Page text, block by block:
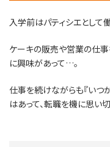
入学前はパティシエとして
ケーキの販売や営業の仕事
に興味があって…。
仕事を続けながらも『いつ
はあって、転職を機に思い